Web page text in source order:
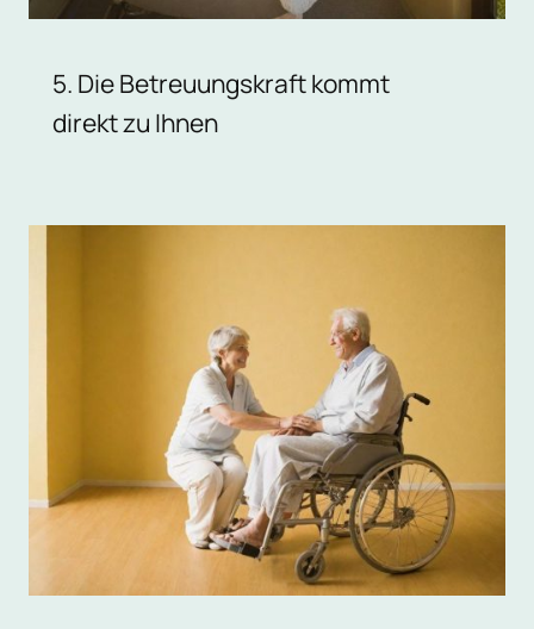
5. Die Betreuungskraft kommt
direkt zu Ihnen